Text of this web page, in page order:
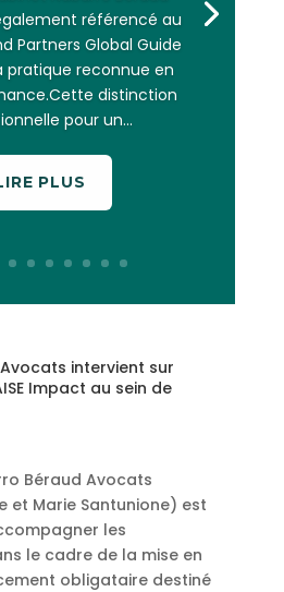
référencé au
Partners Global Guide
pratique reconnue en
distinction
pour un...
PLUS
intervient sur
Impact au sein de
Béraud Avocats
et Marie Santunione) est
les
le cadre de la mise en
obligataire destiné